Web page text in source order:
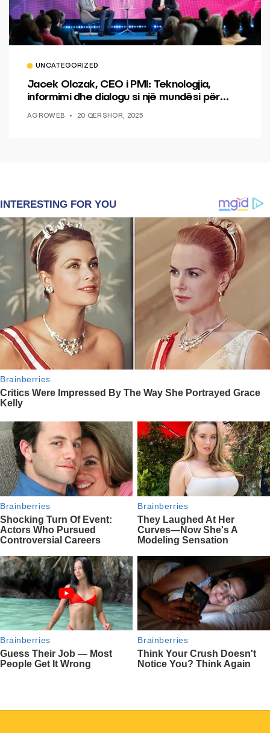
UNCATEGORIZED
Jacek Olczak, CEO i PMI: Teknologjia,
informimi dhe dialogu si një mundësi për
AGROWEB 20 QERSHOR, 2025